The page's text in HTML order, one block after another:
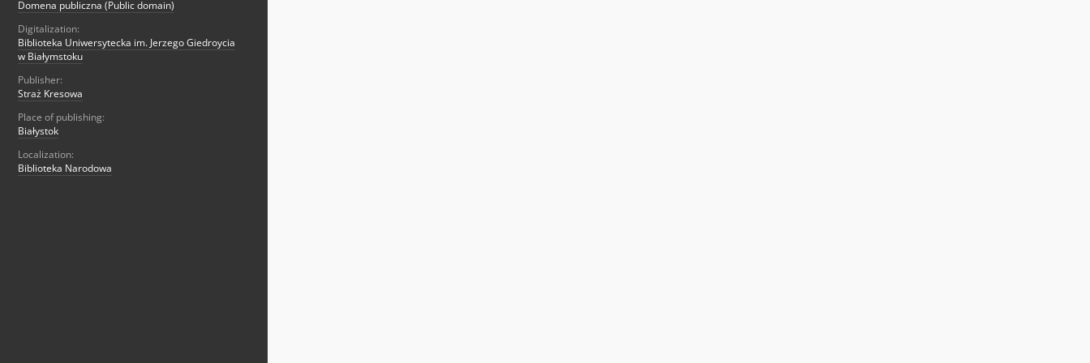
Domena publiczna (Public domain)
Digitalization:
Biblioteka Uniwersytecka im. Jerzego Giedroycia
w Białymstoku
Publisher:
Straż Kresowa
Place of publishing:
Białystok
Localization:
Biblioteka Narodowa